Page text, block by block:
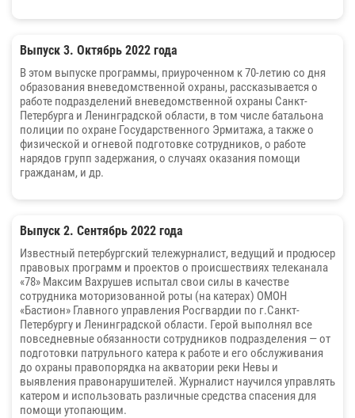
Выпуск 3. Октябрь 2022 года
В этом выпуске программы, приуроченном к 70-летию со дня
образования вневедомственной охраны, рассказывается о
работе подразделений вневедомственной охраны Санкт-
Петербурга и Ленинградской области, в том числе батальона
полиции по охране Государственного Эрмитажа, а также о
физической и огневой подготовке сотрудников, о работе
нарядов групп задержания, о случаях оказания помощи
гражданам, и др.
Выпуск 2. Сентябрь 2022 года
Известный петербургский тележурналист, ведущий и продюсер
правовых программ и проектов о происшествиях телеканала
«78» Максим Вахрушев испытал свои силы в качестве
сотрудника моторизованной роты (на катерах) ОМОН
«Бастион» Главного управления Росгвардии по г.Санкт-
Петербургу и Ленинградской области. Герой выполнял все
повседневные обязанности сотрудников подразделения — от
подготовки патрульного катера к работе и его обслуживания
до охраны правопорядка на акватории реки Невы и
выявления правонарушителей. Журналист научился управлять
катером и использовать различные средства спасения для
помощи утопающим.